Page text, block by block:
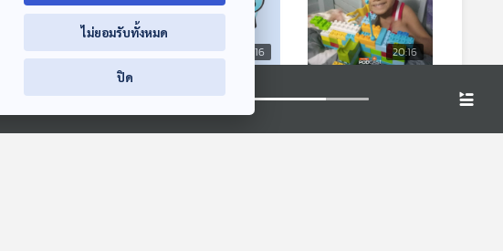
20:16
EP. 464: บ้านเรียนป
ภาภัคชัยเทวเดช จาก
โฮมสคูลสู่การเข้า
ห้องเรียนฟ้ากว้าง
20:16
EP. 471: ชักเย่อ กีฬา
ปรับพฤติกรรมเด็ก
เกเร โรงเรียน
ห้องเรียนฟ้ากว้าง
20:16
พัฒนาEFและช่วง
ห้องเรียนฟ้ากว้าง
00:00:00
ไม่ยอมรับทั้งหมด
ปิด